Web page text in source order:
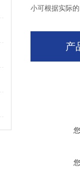
小可根据实际
产